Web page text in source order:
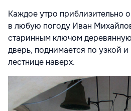
Каждое утро приблизительно
в любую погоду Иван
старинным ключом деревянную
дверь, поднимается по узкой
лестнице наверх.